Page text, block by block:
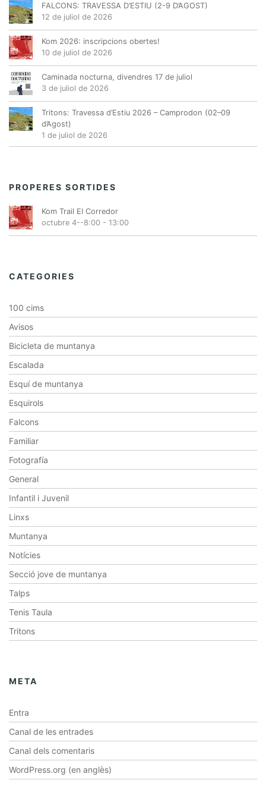
FALCONS: TRAVESSA D’ESTIU (2-9 D’AGOST)
12 de juliol de 2026
Kom 2026: inscripcions obertes!
10 de juliol de 2026
Caminada nocturna, divendres 17 de juliol
3 de juliol de 2026
Tritons: Travessa d’Estiu 2026 – Camprodon (02–09
d’Agost)
1 de juliol de 2026
PROPERES SORTIDES
Kom Trail El Corredor
octubre 4--8:00 - 13:00
CATEGORIES
100 cims
Avisos
Bicicleta de muntanya
Escalada
Esquí de muntanya
Esquirols
Falcons
Familiar
Fotografía
General
Infantil i Juvenil
Linxs
Muntanya
Notícies
Secció jove de muntanya
Talps
Tenis Taula
Tritons
META
Entra
Canal de les entrades
Canal dels comentaris
WordPress.org (en anglès)